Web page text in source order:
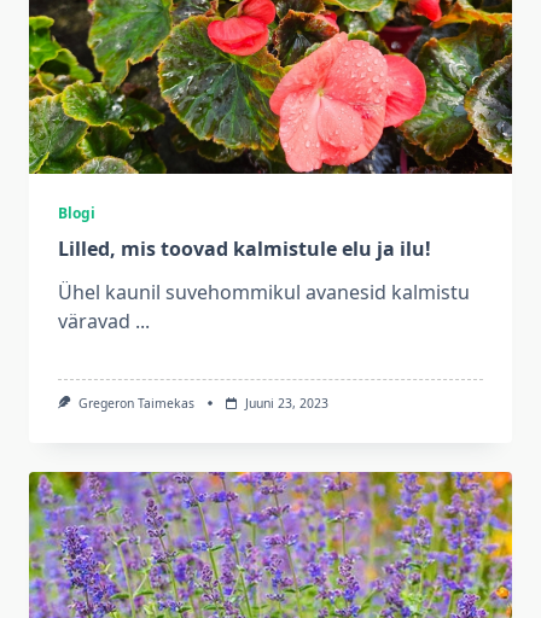
Blogi
Lilled, mis toovad kalmistule elu ja ilu!
Ühel kaunil suvehommikul avanesid kalmistu
väravad ...
Gregeron Taimekas Juuni 23, 2023